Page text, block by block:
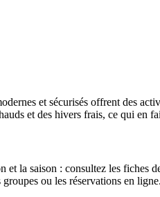
et sécurisés offrent des
et des hivers frais, ce qui en
la saison : consultez les
ou les réservations en ligne.